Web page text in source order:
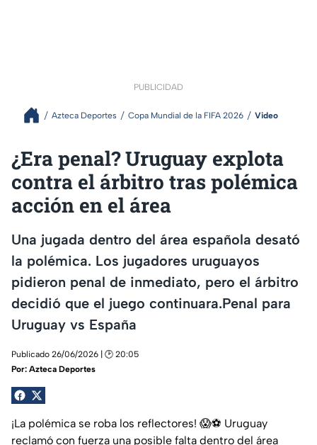
PUBLICIDAD
Azteca Deportes Copa Mundial de la FIFA 2026 Video
¿Era penal? Uruguay explota
contra el árbitro tras polémica
acción en el área
Una jugada dentro del área española desató
la polémica. Los jugadores uruguayos
pidieron penal de inmediato, pero el árbitro
decidió que el juego continuara.Penal para
Uruguay vs España
Publicado 26/06/2026 | 🕑 20:05
Por: Azteca Deportes
¡La polémica se roba los reflectores! 😱⚽ Uruguay
reclamó con fuerza una posible falta dentro del área